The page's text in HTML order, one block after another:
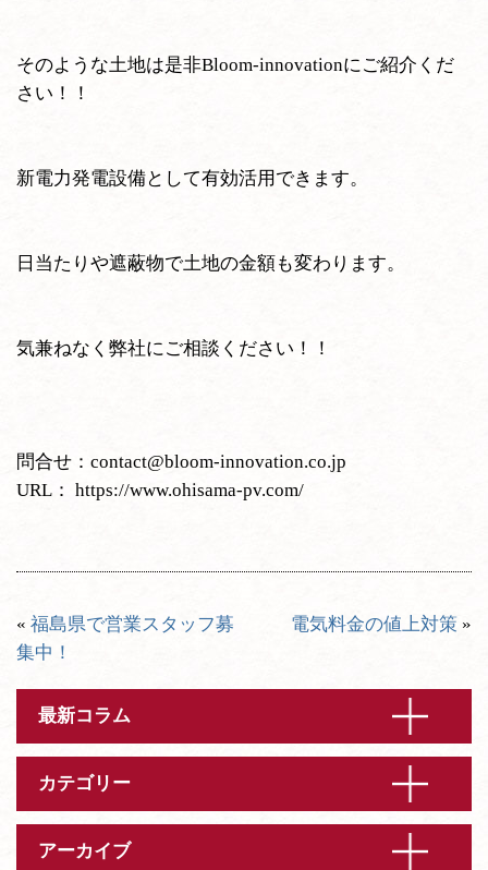
そのような土地は是非Bloom-innovationにご紹介くだ
さい！！
新電力発電設備として有効活用できます。
日当たりや遮蔽物で土地の金額も変わります。
気兼ねなく弊社にご相談ください！！
問合せ：contact@bloom-innovation.co.jp
URL： https://www.ohisama-pv.com/
« 福島県で営業スタッフ募
集中！
電気料金の値上対策 »
最新コラム
カテゴリー
アーカイブ